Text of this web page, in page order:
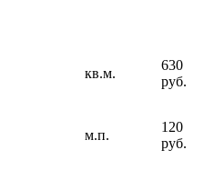
кв.м.
630
руб.
м.п.
120
руб.